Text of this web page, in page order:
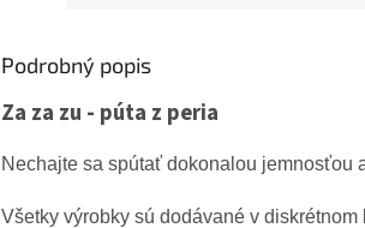
Podrobný popis
Za za zu - púta z peria
Nechajte sa spútať dokonalou jemnosťou
Všetky výrobky sú dodávané v diskrétnom